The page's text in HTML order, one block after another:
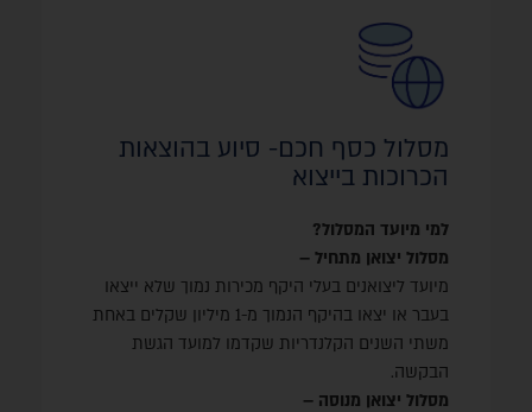
מסלול כסף חכם- סיוע בהוצאות
הכרוכות בייצוא
למי מיועד המסלול?
מסלול יצואן מתחיל –
מיועד ליצואנים בעלי היקף מכירות נמוך שלא ייצאו
בעבר או יצאו בהיקף הנמוך מ-1 מיליון שקלים באחת
משתי השנים הקלנדריות שקדמו למועד הגשת
הבקשה.
מסלול יצואן מנוסה –
הסיוע הכספי יינתן עבור פיתוח מערכי שיווק בשוק
הכנת תכנית שיווקית
ייעוץ והקמת מערכי שיווק והפצה בשוק היעד
תערוכות והדגמות בשוק היעד
הוצאות נסיעה
תקינה, ייעוץ משפטי וביטוח סיכוני סחר חוץ
ליווי והכוונה של הנספח המסחרי במדינת היעד